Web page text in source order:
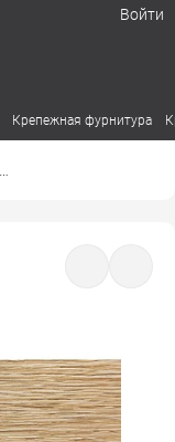
Войти
Крепежная фурнитура